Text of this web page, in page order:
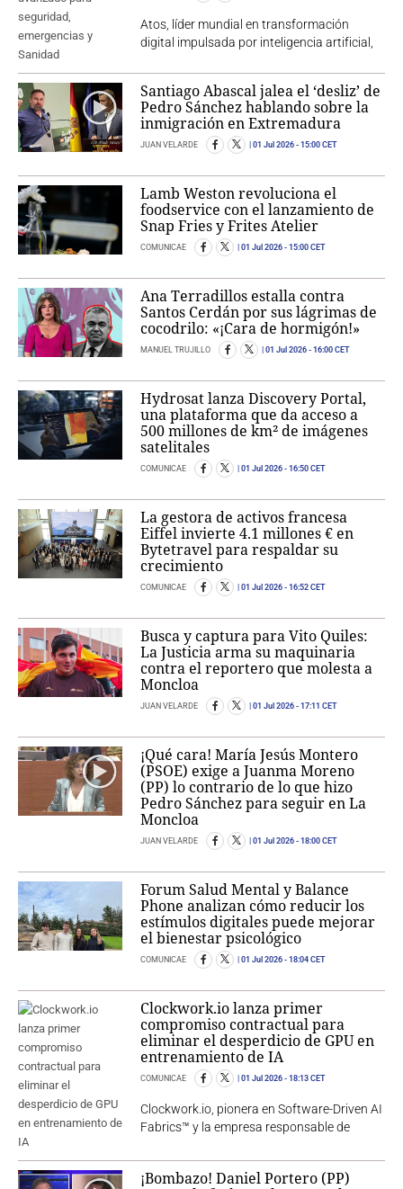
Atos, líder mundial en transformación
digital impulsada por inteligencia artificial,
Santiago Abascal jalea el ‘desliz’ de
Pedro Sánchez hablando sobre la
inmigración en Extremadura
JUAN VELARDE 01 Jul 2026 - 15:00 CET
Lamb Weston revoluciona el
foodservice con el lanzamiento de
Snap Fries y Frites Atelier
COMUNICAE 01 Jul 2026 - 15:00 CET
Ana Terradillos estalla contra
Santos Cerdán por sus lágrimas de
cocodrilo: «¡Cara de hormigón!»
MANUEL TRUJILLO 01 Jul 2026 - 16:00 CET
Hydrosat lanza Discovery Portal,
una plataforma que da acceso a
500 millones de km² de imágenes
satelitales
COMUNICAE 01 Jul 2026 - 16:50 CET
La gestora de activos francesa
Eiffel invierte 4.1 millones € en
Bytetravel para respaldar su
crecimiento
COMUNICAE 01 Jul 2026 - 16:52 CET
Busca y captura para Vito Quiles:
La Justicia arma su maquinaria
contra el reportero que molesta a
Moncloa
JUAN VELARDE 01 Jul 2026 - 17:11 CET
¡Qué cara! María Jesús Montero
(PSOE) exige a Juanma Moreno
(PP) lo contrario de lo que hizo
Pedro Sánchez para seguir en La
Moncloa
JUAN VELARDE 01 Jul 2026 - 18:00 CET
Forum Salud Mental y Balance
Phone analizan cómo reducir los
estímulos digitales puede mejorar
el bienestar psicológico
COMUNICAE 01 Jul 2026 - 18:04 CET
Clockwork.io lanza primer
compromiso contractual para
eliminar el desperdicio de GPU en
entrenamiento de IA
COMUNICAE 01 Jul 2026 - 18:13 CET
Clockwork.io, pionera en Software-Driven AI
Fabrics™ y la empresa responsable de
¡Bombazo! Daniel Portero (PP)